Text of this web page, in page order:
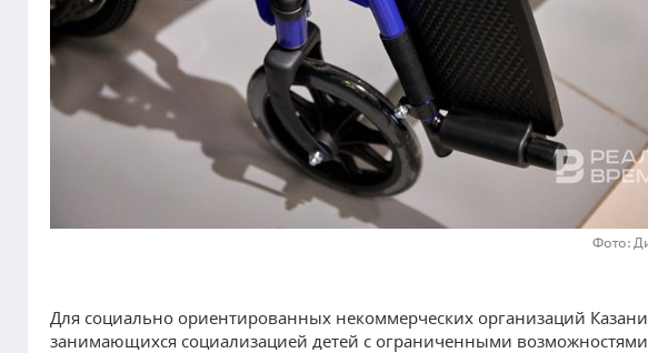
Фото:
Для социально ориентированных некоммерческих организаций
занимающихся социализацией детей с ограниченными